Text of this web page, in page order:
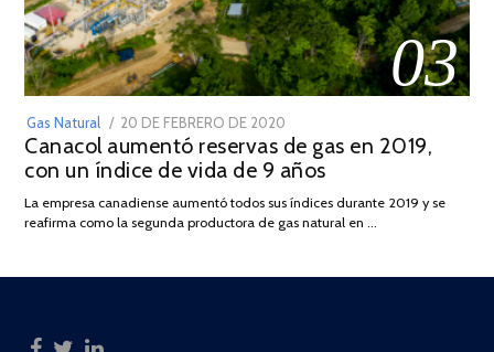
03
Gas Natural
POSTED
ON
20 DE FEBRERO DE 2020
DE
JULIO
2025
Canacol aumentó reservas de gas en 2019,
con un índice de vida de 9 años
La empresa canadiense aumentó todos sus índices durante 2019 y se
reafirma como la segunda productora de gas natural en …